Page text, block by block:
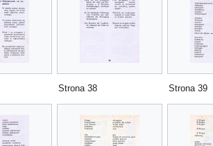
Strona 38 Strona 39